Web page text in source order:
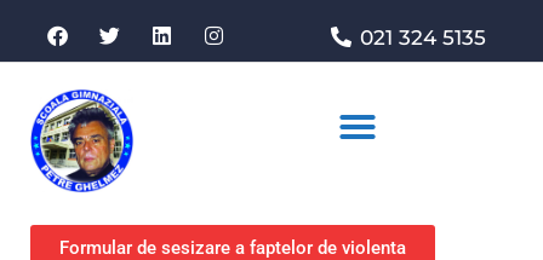
021 324 5135
Formular de sesizare a faptelor de violenta